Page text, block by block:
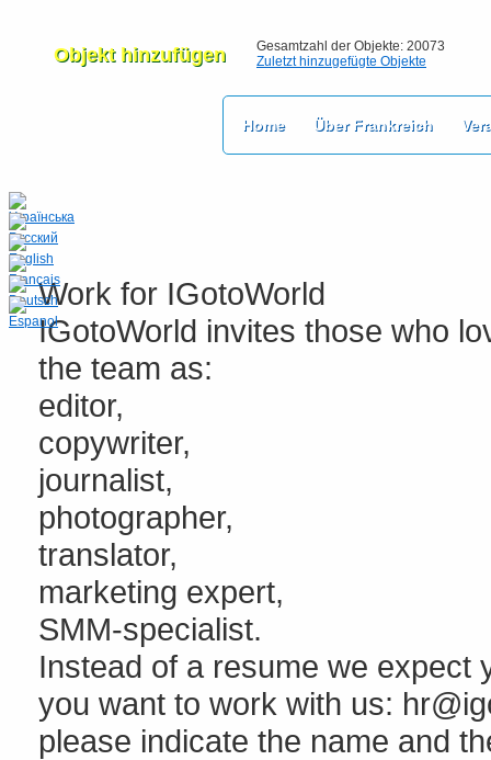
Objekt hinzufügen
Gesamtzahl der Objekte: 20073
Zuletzt hinzugefügte Objekte
Home Über Frankreich
Work for IGotoWorld
IGotoWorld invites those who
the team as:
editor,
copywriter,
journalist,
photographer,
translator,
marketing expert,
SMM-specialist.
Instead of a resume we expect
you want to work with us:
please indicate the name and